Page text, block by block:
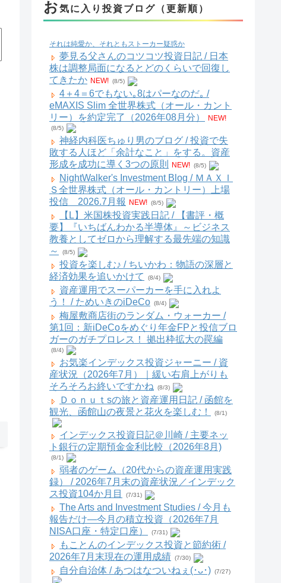
お気に入り投資ブログ（更新順）
それは純愛か、それともストーカー疑惑か
夢見る父さんのコツコツ投資日記 / 日本
株は調整局面になるとどのくらいで回復し
てきたか NEW! (8/5)
4＋4＝6でもない｡8はパーなのだ｡ /
eMAXIS Slim 全世界株式（オール・カント
リー）を約定完了（2026年08月分）
NEW!
(8/5)
神経内科医ちゅり男のブログ / 投資で失
敗する人ほど「余計なこと」をする。資産
形成を成功に導く3つの原則
NEW! (8/5)
NightWalker's Investment Blog / ＭＡＸＩ
Ｓ全世界株式（オール・カントリー）上場
投信 2026.7月報
NEW! (8/5)
【L】米国株投資実践日記 / 【書評・概
要】『いちばんわかる半導体』～ビジネス
教養としてゼロから理解する最先端の知識
～
(8/5)
投資を楽しむ♪ / ちいかわ：物語の深層と
経済効果を追いかけて
(8/4)
資産運用でスーパーカーを手に入れよ
う！ / ためいきのiDeCo (8/4)
梅屋敷商店街のランダム・ウォーカー /
第1回：新iDeCoをめぐり年金FPと投信ブロ
ガーのガチプロレス！ 拠出枠拡大の罠編
(8/4)
お気楽インデックス投資ジャーニー / 資
産状況（2026年7月）｜緩い右肩上がりも
そろそろお終いですかね
(8/3)
Ｄｏｎｕｔsの旅と資産運用日記 / 函館を
観光、函館山の夜景と花火を楽しむ！
(8/1)
インデックス投資日記＠川崎 / 主要ネッ
ト銀行の定期預金金利比較（2026年8月)
(8/1)
弱者のゲーム（20代からの資産運用実践
録） / 2026年7月末の資産状況／インデック
ス投資104か月目
(7/31)
The Arts and Investment Studies / 今月も
報告だけ―今月の積立投資（2026年7月
NISA口座・特定口座）
(7/31)
もことんのインデックス投資と節約術 /
2026年7月末現在の運用成績 (7/30)
自分自治体 / あつはなついねぇ(･ᴗ･) (7/27)